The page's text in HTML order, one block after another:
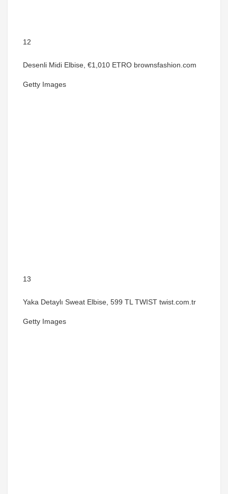
12
Desenli Midi Elbise, €1,010 ETRO brownsfashion.com
Getty Images
13
Yaka Detaylı Sweat Elbise, 599 TL TWIST twist.com.tr
Getty Images